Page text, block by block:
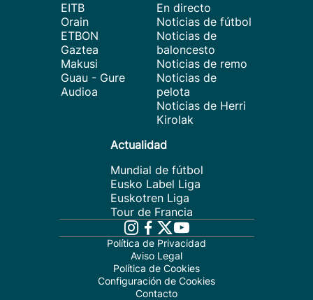
EITB
Orain
ETBON
Gaztea
Makusi
Guau - Gure
Audioa
En directo
Noticias de fútbol
Noticias de
baloncesto
Noticias de remo
Noticias de
pelota
Noticias de Herri
Kirolak
Actualidad
Mundial de fútbol
Eusko Label Liga
Euskotren Liga
Tour de Francia
Política de Privacidad
Aviso Legal
Política de Cookies
Configuración de Cookies
Contacto